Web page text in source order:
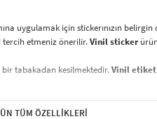
uygulamak için stickerınızın belirgin
tercih etmeniz önerilir.Vinil sticker
tabakadan kesilmektedir.Vinil etiket
ömürlü kullanım sağlar. Vinil
TÜM ÖZELLIKLERI